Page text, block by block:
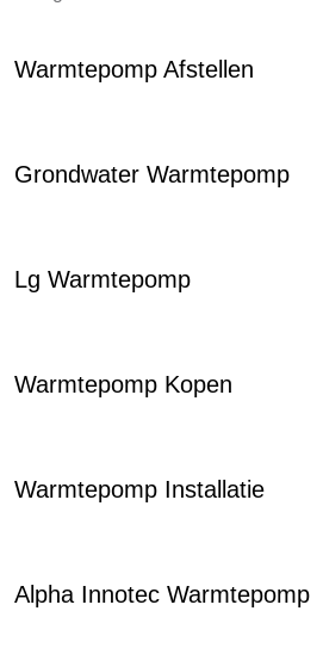
Warmtepomp Afstellen
Grondwater Warmtepomp
Lg Warmtepomp
Warmtepomp Kopen
Warmtepomp Installatie
Alpha Innotec Warmtepomp